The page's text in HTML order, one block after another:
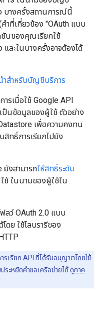
บางครั้งสถานการณ์นี้
คำที่เกี่ยวข้อง "OAuth แบบ
นของคุณเรียกใช้
ละในบางครั้งอาจต้องได้
สำหรับบัญชีบริการ
รเมื่อใช้ Google API
ป็นข้อมูลของผู้ใช้ ตัวอย่าง
เพื่อความคงทน
ทธิ์การเรียกไปยัง
ยังสามารถให้สิทธิ์ระดับ
ช้ ในนามของผู้ใช้ใน
ลว์ OAuth 2.0 แบบ
ดย ใช้ไลบรารีของ
รเรียก API ที่ได้รับอนุญาตโดยใช้
ระหยัดคำขอเครือข่ายได้ ดูภาค